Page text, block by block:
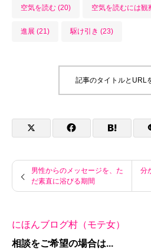
空気を読む (20) 空気を読むには
進展 (21) 駆け引き (23)
記事のタイトルとURL
男性からのメッセージを、た
だ素直に浴びる期間
分
にほんブログ村（モテ女）
相談をご希望の場合は...